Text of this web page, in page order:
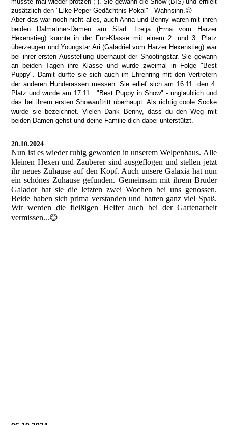
zusätzlich den "Elke-Peper-Gedächtnis-Pokal" - Wahnsinn.😊
Aber das war noch nicht alles, auch Anna und Benny waren mit ihren
beiden Dalmatiner-Damen am Start. Freija (Erna vom Harzer
Hexenstieg) konnte in der Fun-Klasse mit einem 2. und 3. Platz
überzeugen und Youngstar Ari (Galadriel vom Harzer Hexenstieg) war
bei ihrer ersten Ausstellung überhaupt der Shootingstar. Sie gewann
an beiden Tagen ihre Klasse und wurde zweimal in Folge "Best
Puppy". Damit durfte sie sich auch im Ehrenring mit den Vertretern
der anderen Hunderassen messen. Sie erlief sich am 16.11. den 4.
Platz und wurde am 17.11. "Best Puppy in Show" - unglaublich und
das bei ihrem ersten Showauftritt überhaupt. Als richtig coole Socke
wurde sie bezeichnet. Vielen Dank Benny, dass du den Weg mit
beiden Damen gehst und deine Familie dich dabei unterstützt.
20.10.2024
Nun ist es wieder ruhig geworden in unserem Welpenhaus. Alle
kleinen Hexen und Zauberer sind ausgeflogen und stellen jetzt
ihr neues Zuhause auf den Kopf. Auch unsere Galaxia hat nun
ein schönes Zuhause gefunden. Gemeinsam mit ihrem Bruder
Galador hat sie die letzten zwei Wochen bei uns genossen.
Beide haben sich prima verstanden und hatten ganz viel Spaß.
Wir werden die fleißigen Helfer auch bei der Gartenarbeit
vermissen...😊